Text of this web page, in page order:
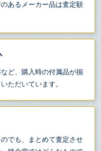
あるメーカー品は査定額
ど、購入時の付属品が揃
ただいています。
でも、まとめて査定させ